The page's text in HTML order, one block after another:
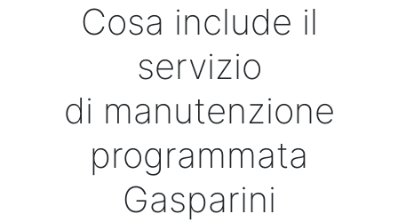
Cosa include il
servizio
di manutenzione
programmata
Gasparini